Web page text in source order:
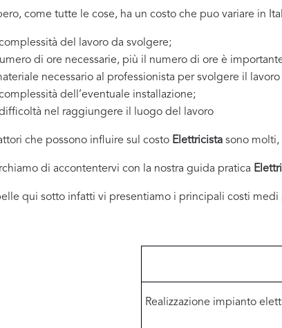
come tutte le cose, ha un costo che puo variare in
del lavoro da svolgere;
di ore necessarie, più il numero di ore è
necessario al professionista per svolgere il lavoro
dell’eventuale installazione;
nel raggiungere il luogo del lavoro
che possono influire sul costo Elettricista sono molti,
di accontentervi con la nostra guida pratica
qui sotto infatti vi presentiamo i principali costi medi
Realizzazione impianto